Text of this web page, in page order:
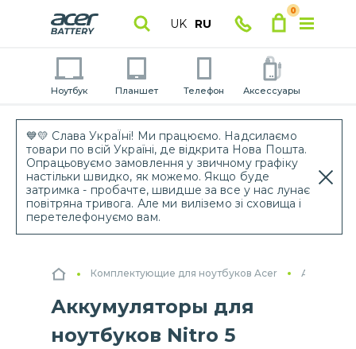
💙💛 Слава УкраЇні! Ми працюємо. Надсилаємо
товари по всій Україні, де відкрита Нова Пошта.
Опрацьовуємо замовлення у звичному графіку
настільки швидко, як можемо. Якщо буде
затримка - пробачте, швидше за все у нас лунає
повітряна тривога. Але ми виліземо зі сховища і
перетелефонуємо вам.
UK RU
0
Ноутбук Планшет Телефон Аксессуары
Комплектующие для ноутбуков Acer
Аккумуляторы для
ноутбуков Nitro 5